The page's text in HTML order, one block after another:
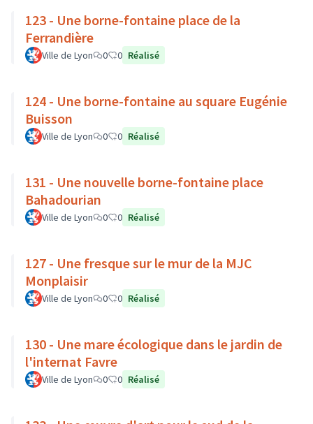
123 - Une borne-fontaine place de la
Ferrandière
Ville de Lyon 0 0 Réalisé
124 - Une borne-fontaine au square Eugénie
Buisson
Ville de Lyon 0 0 Réalisé
131 - Une nouvelle borne-fontaine place
Bahadourian
Ville de Lyon 0 0 Réalisé
127 - Une fresque sur le mur de la MJC
Monplaisir
Ville de Lyon 0 0 Réalisé
130 - Une mare écologique dans le jardin de
l'internat Favre
Ville de Lyon 0 0 Réalisé